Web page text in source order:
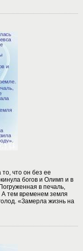
что он без ее
богов и Олимп и в
в печаль,
А тем временем земля
«Замерла жизнь на